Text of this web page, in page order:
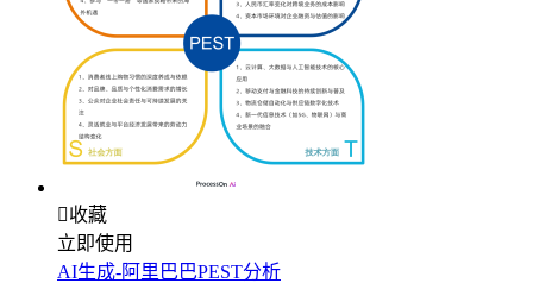
收藏
立即使用
AI生成-阿里巴巴PEST分析